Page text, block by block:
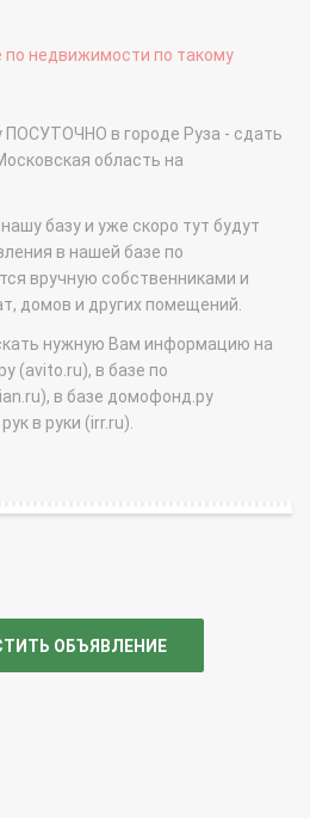
недвижимости по такому
ПОСУТОЧНО в городе Руза - сдать
область на
базу и уже скоро тут будут
в нашей базе по
вручную собственниками и
домов и других помещений.
нужную Вам информацию на
(avito.ru), в базе по
в базе домофонд.ру
в руки (irr.ru).
ОБЪЯВЛЕНИЕ